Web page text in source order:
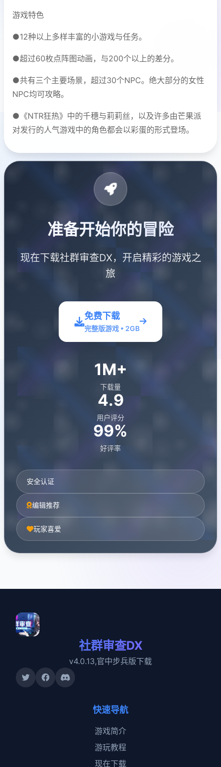
游戏特色
●12种以上多样丰富的小游戏与任务。
●超过60枚点阵图动画，与200个以上的差分。
●共有三个主要场景，超过30个NPC。绝大部分的女性
NPC均可攻略。
●《NTR狂热》中的千穗与莉莉丝，以及许多由芒果派
对发行的人气游戏中的角色都会以彩蛋的形式登场。
准备开始你的冒险
现在下载社群审查DX，开启精彩的游戏之
旅
免费下载
完整版游戏 • 2GB
1M+
下载量
4.9
用户评分
99%
好评率
安全认证
编辑推荐
玩家喜爱
社群审查DX
v4.0.13,官中步兵版下载
快速导航
游戏简介
游玩教程
现在下载